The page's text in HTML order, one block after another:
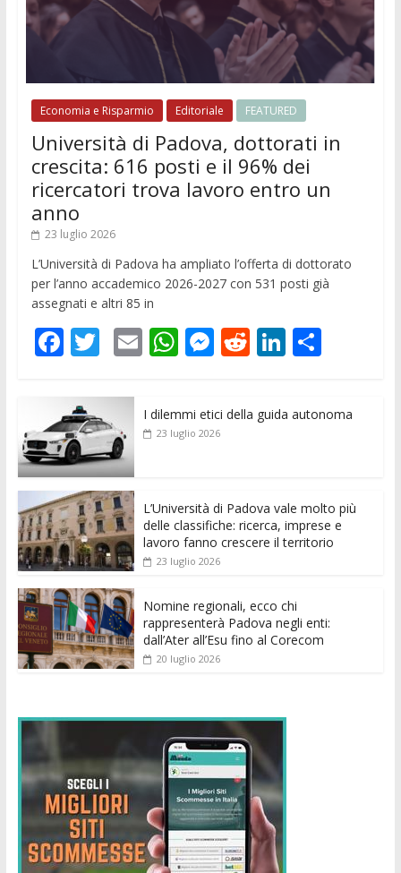
Economia e Risparmio Editoriale FEATURED
Università di Padova, dottorati in
crescita: 616 posti e il 96% dei
ricercatori trova lavoro entro un
anno
23 luglio 2026
L’Università di Padova ha ampliato l’offerta di dottorato
per l’anno accademico 2026-2027 con 531 posti già
assegnati e altri 85 in
F
e
b
o
o
k
T
itt
er
E
ai
l
W
s
p
M
ss
e
er
R
di
Li
e
C
di
I dilemmi etici della guida autonoma
23 luglio 2026
L’Università di Padova vale molto più
delle classifiche: ricerca, imprese e
lavoro fanno crescere il territorio
23 luglio 2026
Nomine regionali, ecco chi
rappresenterà Padova negli enti:
dall’Ater all’Esu fino al Corecom
20 luglio 2026